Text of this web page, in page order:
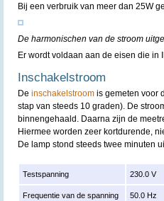
Bij een verbruik van meer dan 25W
De harmonischen van de stroom
Er wordt voldaan aan de eisen die
Inschakelstroom
De inschakelstroom is gemeten voor
stap van steeds 10 graden). De
binnengehaald. Daarna zijn de
Hiermee worden zeer kortdurende,
De lamp stond steeds twee minuten
Testspanning 230.0 V
Frequentie van de spanning 50.0 Hz